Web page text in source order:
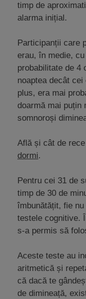
timp de
alarma inițial.
Participanții care
erau, în medie,
probabilitate de 4
noaptea decât
plus, era mai
doarmă mai puțin
somnoroși
Află și cât de
dormi.
Pentru cei 31 de
timp de 30 de
îmbunătățit, fie
testele cognitive.
s-a permis să
Aceste teste au
aritmetică și
că dacă te
de dimineață,